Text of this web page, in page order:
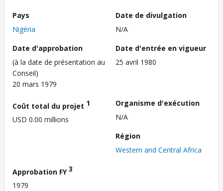
Pays
Nigéria
Date de divulgation
N/A
Date d'approbation
(à la date de présentation au
Conseil)
20 mars 1979
Date d'entrée en vigueur
25 avril 1980
Coût total du projet 1
USD 0.00 millions
Organisme d'exécution
N/A
Région
Western and Central Africa
Approbation FY3
1979